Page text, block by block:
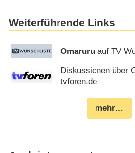
Weiterführende Links
Omaruru auf TV
Diskussionen über
tvforen.de
mehr…